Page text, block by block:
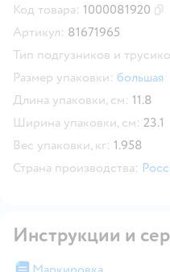
Код товара: 1000081920
Артикул: 81671965
Тип подгузников и
Размер упаковки: большая
Длина упаковки, см: 11.8
Ширина упаковки, см: 23.1
Вес упаковки, кг: 1.958
Страна производства:
Инструкции и